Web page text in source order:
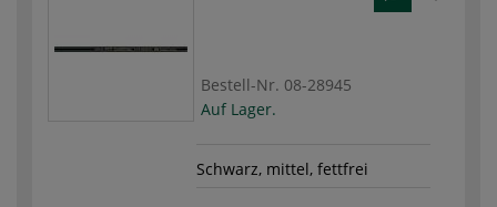
Bestell-Nr. 08-28945
Auf Lager.
Schwarz, mittel, fettfrei